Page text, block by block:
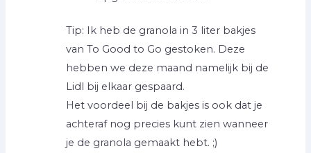
Tip: Ik heb de granola in 3 liter bakjes
van To Good to Go gestoken. Deze
hebben we deze maand namelijk bij de
Lidl bij elkaar gespaard.
Het voordeel bij de bakjes is ook dat je
achteraf nog precies kunt zien wanneer
je de granola gemaakt hebt. ;)